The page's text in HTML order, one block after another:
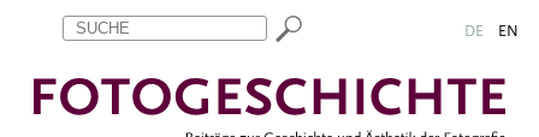
Zum Inhalt springen
Aktuelle Seite: Rez. Denise Wiedner: Enno Kaufhold (Hg.):
DE EN